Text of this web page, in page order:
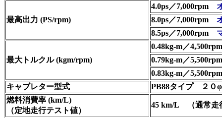
最高出力 (PS/rpm)
4.0ps／7,000rpm
8.0ps／7,000rpm
8.5ps／7,000rpm
最大トルクル (kgm/rpm)
0.48kg-m／
0.79kg-m／
0.83kg-m／5,500rpm
キャブレター型式
PB88タイプ
２０φ
燃料消費率 (km/L)
（定地走行テスト値）
45 km/L （通常